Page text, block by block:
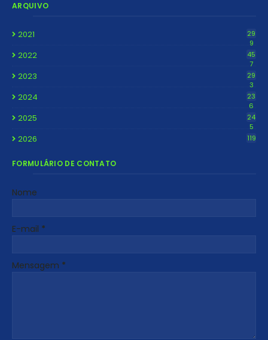
ARQUIVO
2021
29
9
2022
45
7
2023
29
3
2024
23
6
2025
24
5
2026 119
FORMULÁRIO DE CONTATO
Nome
E-mail *
Mensagem *